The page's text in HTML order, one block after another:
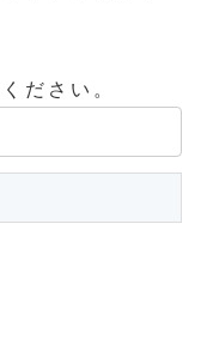
ださい。